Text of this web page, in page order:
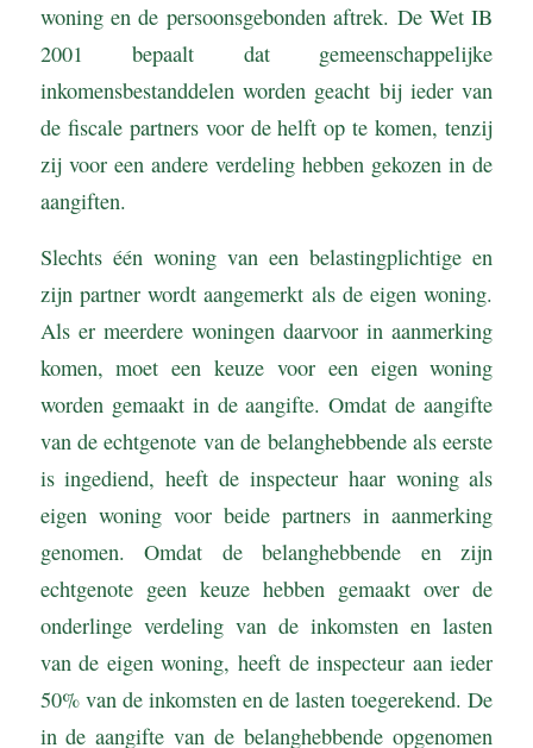
woning en de persoonsgebonden aftrek. De Wet IB
2001 bepaalt dat gemeenschappelijke
inkomensbestanddelen worden geacht bij ieder van
de fiscale partners voor de helft op te komen, tenzij
zij voor een andere verdeling hebben gekozen in de
aangiften.
Slechts één woning van een belastingplichtige en
zijn partner wordt aangemerkt als de eigen woning.
Als er meerdere woningen daarvoor in aanmerking
komen, moet een keuze voor een eigen woning
worden gemaakt in de aangifte. Omdat de aangifte
van de echtgenote van de belanghebbende als eerste
is ingediend, heeft de inspecteur haar woning als
eigen woning voor beide partners in aanmerking
genomen. Omdat de belanghebbende en zijn
echtgenote geen keuze hebben gemaakt over de
onderlinge verdeling van de inkomsten en lasten
van de eigen woning, heeft de inspecteur aan ieder
50% van de inkomsten en de lasten toegerekend. De
in de aangifte van de belanghebbende opgenomen